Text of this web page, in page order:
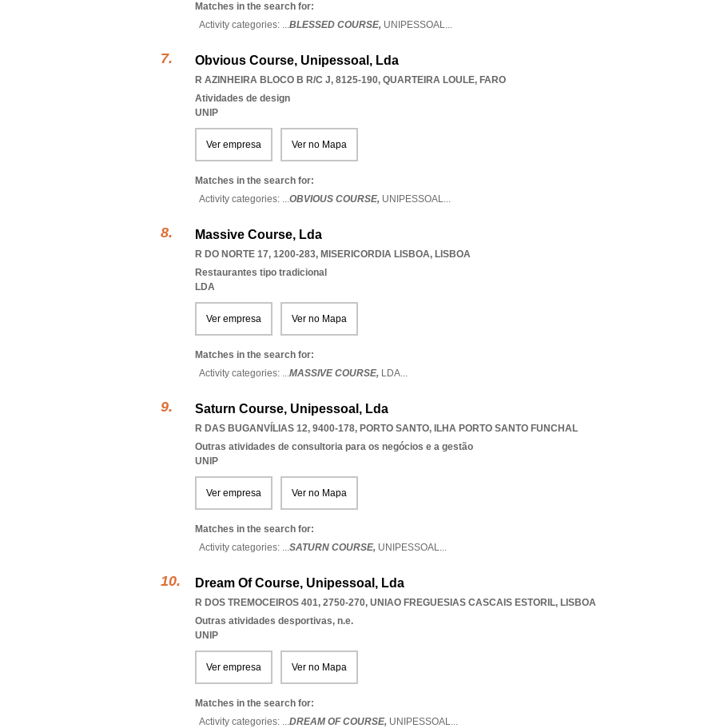
Matches in the search for:
Activity categories: ...BLESSED COURSE, UNIPESSOAL...
Obvious Course, Unipessoal, Lda
R AZINHEIRA BLOCO B R/C J, 8125-190, QUARTEIRA LOULE, FARO
Atividades de design
UNIP
Ver empresa Ver no Mapa
Matches in the search for:
Activity categories: ...OBVIOUS COURSE, UNIPESSOAL...
Massive Course, Lda
R DO NORTE 17, 1200-283, MISERICORDIA LISBOA, LISBOA
Restaurantes tipo tradicional
LDA
Ver empresa Ver no Mapa
Matches in the search for:
Activity categories: ...MASSIVE COURSE, LDA...
Saturn Course, Unipessoal, Lda
R DAS BUGANVÍLIAS 12, 9400-178, PORTO SANTO, ILHA PORTO SANTO FUNCHAL
Outras atividades de consultoria para os negócios e a gestão
UNIP
Ver empresa Ver no Mapa
Matches in the search for:
Activity categories: ...SATURN COURSE, UNIPESSOAL...
Dream Of Course, Unipessoal, Lda
R DOS TREMOCEIROS 401, 2750-270, UNIAO FREGUESIAS CASCAIS ESTORIL, LISBOA
Outras atividades desportivas, n.e.
UNIP
Ver empresa Ver no Mapa
Matches in the search for:
Activity categories: ...DREAM OF COURSE, UNIPESSOAL...